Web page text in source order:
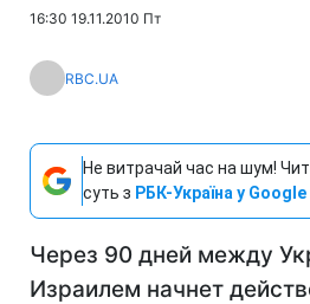
16:30 19.11.2010 Пт
RBC.UA
Не витрачай час на шум!
суть з РБК-Україна у Google
Через 90 дней между
Израилем начнет